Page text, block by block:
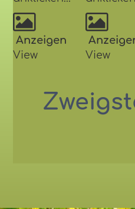
Anzeigen
View
View